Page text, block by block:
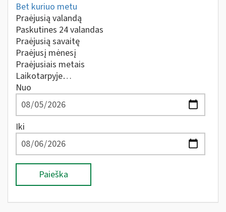
Bet kuriuo metu
Praėjusią valandą
Paskutines 24 valandas
Praėjusią savaitę
Praėjusį mėnesį
Praėjusiais metais
Laikotarpyje…
Nuo
Iki
Paieška